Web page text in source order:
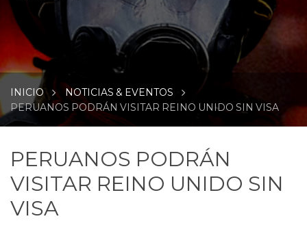
INICIO
NOTICIAS & EVENTOS
PERUANOS PODRÁN VISITAR REINO UNIDO SIN VISA
PERUANOS PODRÁN
VISITAR REINO UNIDO SIN
VISA